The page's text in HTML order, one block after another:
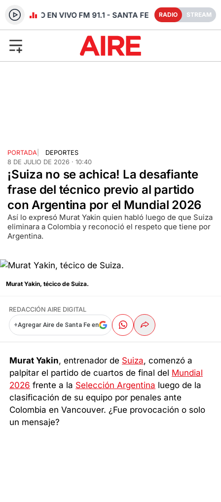
RADIO EN VIVO FM 91.1 - SANTA FE RADIO STREAM
PORTADA
DEPORTES
8 DE JULIO DE 2026 · 10:40
¡Suiza no se achica! La desafiante
frase del técnico previo al partido
con Argentina por el Mundial 2026
Así lo expresó Murat Yakin quien habló luego de que Suiza
eliminara a Colombia y reconoció el respeto que tiene por
Argentina.
Murat Yakin, técico de Suiza.
REDACCIÓN AIRE DIGITAL
+Agregar Aire de Santa Fe en
Murat Yakin, entrenador de Suiza, comenzó a
palpitar el partido de cuartos de final del Mundial
2026 frente a la Selección Argentina luego de la
clasificación de su equipo por penales ante
Colombia en Vancouver. ¿Fue provocación o solo
un mensaje?